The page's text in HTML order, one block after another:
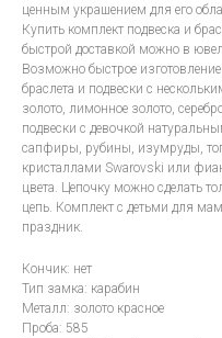
ценным украшением для его
Купить комплект подвеска и
быстрой доставкой можно в
Возможно быстрое
браслета и подвески с
золото, лимонное золото,
подвески с девочкой
сапфиры, рубины, изумруды,
кристаллами Swarovski или
цвета. Цепочку можно сделать
цепь. Комплект с детьми для
праздник.
Кончик: нет
Тип замка: карабин
Металл: золото красное
Проба: 585